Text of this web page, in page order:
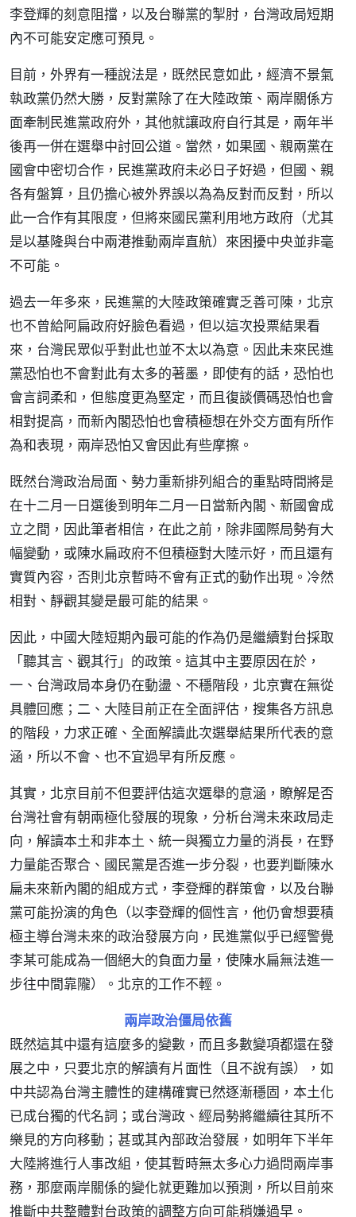
李登輝的刻意阻擋，以及台聯黨的掣肘，台灣政局短期
內不可能安定應可預見。
目前，外界有一種說法是，既然民意如此，經濟不景氣
執政黨仍然大勝，反對黨除了在大陸政策、兩岸關係方
面牽制民進黨政府外，其他就讓政府自行其是，兩年半
後再一併在選舉中討回公道。當然，如果國、親兩黨在
國會中密切合作，民進黨政府未必日子好過，但國、親
各有盤算，且仍擔心被外界誤以為為反對而反對，所以
此一合作有其限度，但將來國民黨利用地方政府（尤其
是以基隆與台中兩港推動兩岸直航）來困擾中央並非毫
不可能。
過去一年多來，民進黨的大陸政策確實乏善可陳，北京
也不曾給阿扁政府好臉色看過，但以這次投票結果看
來，台灣民眾似乎對此也並不太以為意。因此未來民進
黨恐怕也不會對此有太多的著墨，即使有的話，恐怕也
會言詞柔和，但態度更為堅定，而且復談價碼恐怕也會
相對提高，而新內閣恐怕也會積極想在外交方面有所作
為和表現，兩岸恐怕又會因此有些摩擦。
既然台灣政治局面、勢力重新排列組合的重點時間將是
在十二月一日選後到明年二月一日當新內閣、新國會成
立之間，因此筆者相信，在此之前，除非國際局勢有大
幅變動，或陳水扁政府不但積極對大陸示好，而且還有
實質內容，否則北京暫時不會有正式的動作出現。冷然
相對、靜觀其變是最可能的結果。
因此，中國大陸短期內最可能的作為仍是繼續對台採取
「聽其言、觀其行」的政策。這其中主要原因在於，
一、台灣政局本身仍在動盪、不穩階段，北京實在無從
具體回應；二、大陸目前正在全面評估，搜集各方訊息
的階段，力求正確、全面解讀此次選舉結果所代表的意
涵，所以不會、也不宜過早有所反應。
其實，北京目前不但要評估這次選舉的意涵，瞭解是否
台灣社會有朝兩極化發展的現象，分析台灣未來政局走
向，解讀本土和非本土、統一與獨立力量的消長，在野
力量能否聚合、國民黨是否進一步分裂，也要判斷陳水
扁未來新內閣的組成方式，李登輝的群策會，以及台聯
黨可能扮演的角色（以李登輝的個性言，他仍會想要積
極主導台灣未來的政治發展方向，民進黨似乎已經警覺
李某可能成為一個絕大的負面力量，使陳水扁無法進一
步往中間靠隴）。北京的工作不輕。
兩岸政治僵局依舊
既然這其中還有這麼多的變數，而且多數變項都還在發
展之中，只要北京的解讀有片面性（且不說有誤），如
中共認為台灣主體性的建構確實已然逐漸穩固，本土化
已成台獨的代名詞；或台灣政、經局勢將繼續往其所不
樂見的方向移動；甚或其內部政治發展，如明年下半年
大陸將進行人事改組，使其暫時無太多心力過問兩岸事
務，那麼兩岸關係的變化就更難加以預測，所以目前來
推斷中共整體對台政策的調整方向可能稍嫌過早。